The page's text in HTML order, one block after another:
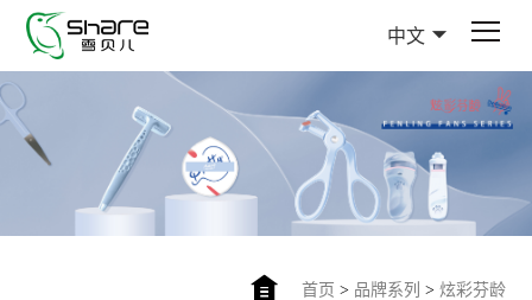
中文
首页 > 品牌系列 > 炫彩芬龄